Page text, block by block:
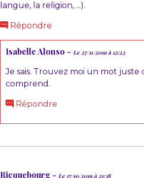
langue, la religion, ...).
Répondre
Isabelle Alonso - Le 27/11/2019 à 12:23
Je sais. Trouvez moi un mot
comprend.
Répondre
Ricquebourg - Le 17/10/2019 à 21:38